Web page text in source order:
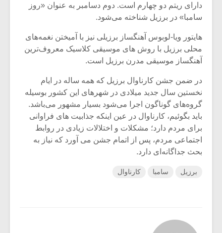
دارای ریتم دو چهارم است. دوم دسامبر به عنوان «روز
سامبا» در برزیل شناخته می‌شود.
هایتور ویا-لوبوس آهنگساز برزیلی نیز با آمیختن نغمه‌های
محلی برزیل با روش‌ های موسیقی کلاسیک معروف‌ترین
آهنگساز موسیقی مدرن برزیل است.
در ضمن جشن کارناوال برزیل که همه ساله در ایام
نخستین سال جدید میلادی در شهرهای این کشور بوسیله
گروه‌های گوناگون اجرا می‌شود بسیار مشهور می‌باشد.
باید بگوئیم، کارناوال در عین اینکه جذابیت های فراوانی
برای مردم دارد؛ مشکلات و اختلالات زیادی در روابط
اجتماعی مردم، پس از اتمام جشن می آورد که نیاز به
بحث جداگانه‌ای دارد.
برزیل سامبا کارناوال